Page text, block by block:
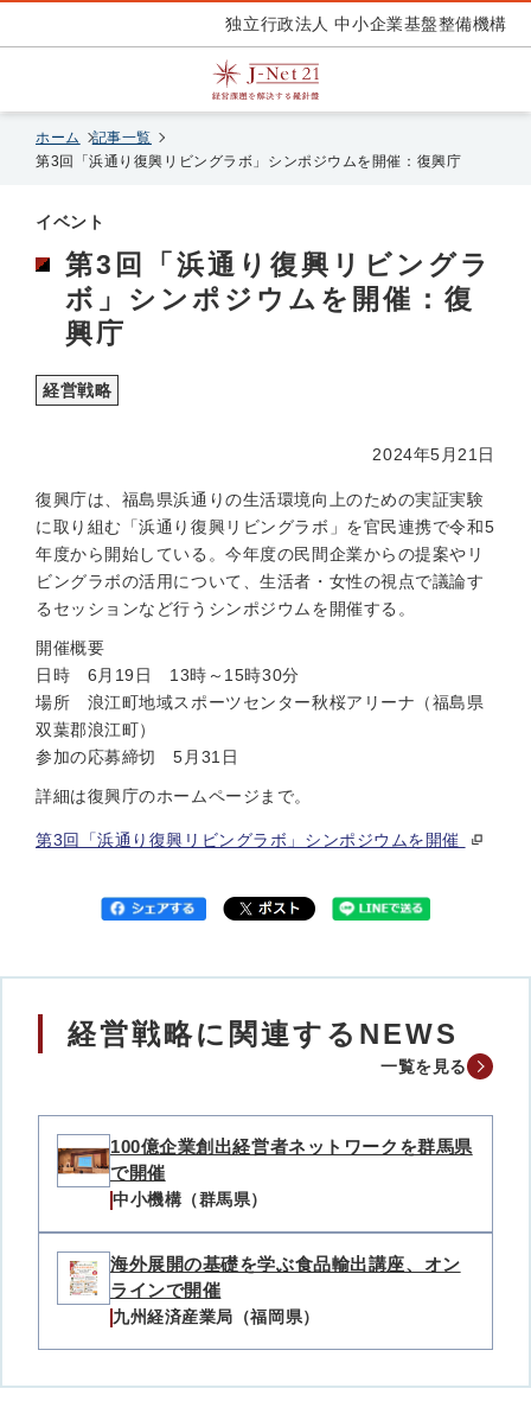
独立行政法人 中小企業基盤整備機構
ホーム
記事一覧
第3回「浜通り復興リビングラボ」シンポジウムを開催：復興庁
イベント
第3回「浜通り復興リビングラ
ボ」シンポジウムを開催：復
興庁
経営戦略
2024年5月21日
復興庁は、福島県浜通りの生活環境向上のための実証実験
に取り組む「浜通り復興リビングラボ」を官民連携で令和5
年度から開始している。今年度の民間企業からの提案やリ
ビングラボの活用について、生活者・女性の視点で議論す
るセッションなど行うシンポジウムを開催する。
開催概要
日時 6月19日 13時～15時30分
場所 浪江町地域スポーツセンター秋桜アリーナ（福島県
双葉郡浪江町）
参加の応募締切 5月31日
詳細は復興庁のホームページまで。
第3回「浜通り復興リビングラボ」シンポジウムを開催
経営戦略に関連するNEWS
一覧を見る
100億企業創出経営者ネットワークを群馬県
で開催
中小機構（群馬県）
海外展開の基礎を学ぶ食品輸出講座、オン
ラインで開催
九州経済産業局（福岡県）